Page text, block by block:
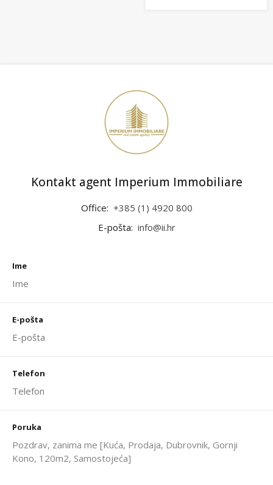
Kontakt agent Imperium Immobiliare
Office: +385 (1) 4920 800
E-pošta: info@ii.hr
Ime
E-pošta
Telefon
Poruka